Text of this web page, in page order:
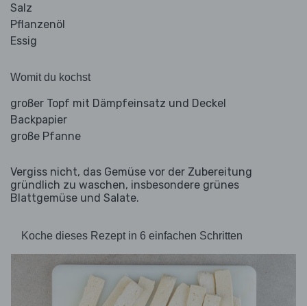
Salz
Pflanzenöl
Essig
Womit du kochst
großer Topf mit Dämpfeinsatz und Deckel
Backpapier
große Pfanne
Vergiss nicht, das Gemüse vor der Zubereitung
gründlich zu waschen, insbesondere grünes
Blattgemüse und Salate.
Koche dieses Rezept in 6 einfachen Schritten